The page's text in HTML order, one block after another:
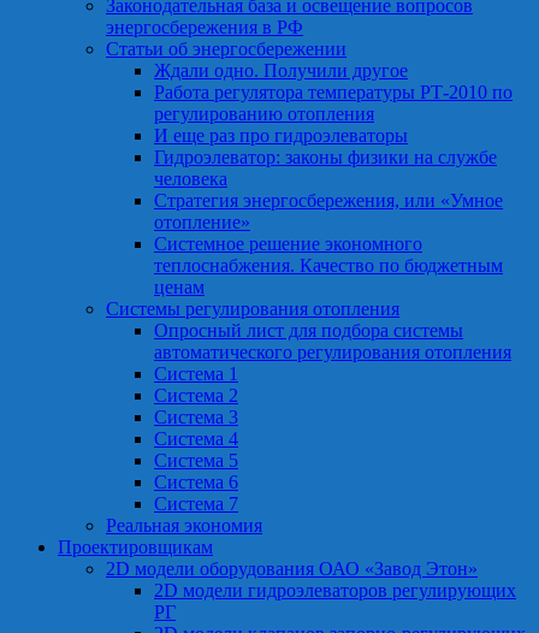
Законодательная база и освещение вопросов
энергосбережения в РФ
Статьи об энергосбережении
Ждали одно. Получили другое
Работа регулятора температуры РТ-2010 по
регулированию отопления
И еще раз про гидроэлеваторы
Гидроэлеватор: законы физики на службе
человека
Стратегия энергосбережения, или «Умное
отопление»
Системное решение экономного
теплоснабжения. Качество по бюджетным
ценам
Системы регулирования отопления
Опросный лист для подбора системы
автоматического регулирования отопления
Система 1
Система 2
Система 3
Система 4
Система 5
Система 6
Система 7
Реальная экономия
Проектировщикам
2D модели оборудования ОАО «Завод Этон»
2D модели гидроэлеваторов регулирующих
РГ